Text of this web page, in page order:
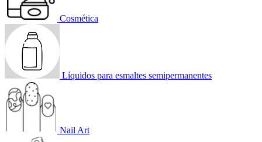
Cosmética
Líquidos para esmaltes semipermanentes
Nail Art